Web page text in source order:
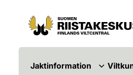
Hoppa till innehåll
Gå till webbplatskartan
Jaktinformation